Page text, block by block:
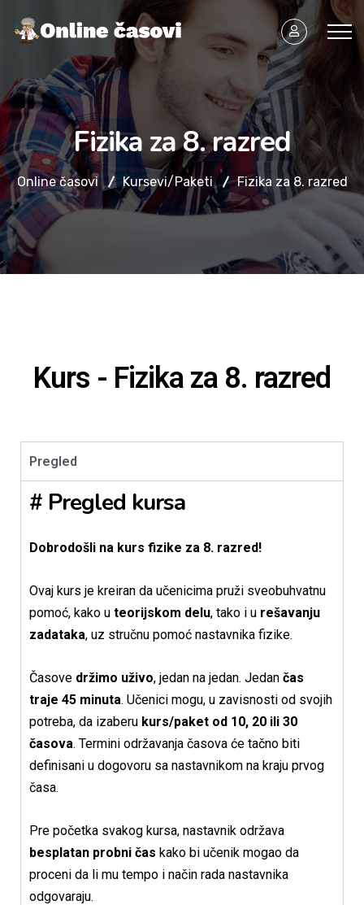
Fizika za 8. razred
Online časovi Kursevi/Paketi Fizika za 8. razred
Kurs - Fizika za 8. razred
Pregled
# Pregled kursa
Dobrodošli na kurs fizike za 8. razred!
Ovaj kurs je kreiran da učenicima pruži sveobuhvatnu
pomoć, kako u teorijskom delu, tako i u rešavanju
zadataka, uz stručnu pomoć nastavnika fizike.
Časove držimo uživo, jedan na jedan. Jedan čas
traje 45 minuta. Učenici mogu, u zavisnosti od svojih
potreba, da izaberu kurs/paket od 10, 20 ili 30
časova. Termini održavanja časova će tačno biti
definisani u dogovoru sa nastavnikom na kraju prvog
časa.
Pre početka svakog kursa, nastavnik održava
besplatan probni čas kako bi učenik mogao da
proceni da li mu tempo i način rada nastavnika
odgovaraju.